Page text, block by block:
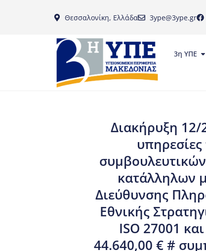
Θεσσαλονίκη, Ελλάδα 3ype@3ype.gr
3η ΥΠΕ
Διακήρυξη 12/
κατάλληλων
Διεύθυνσης
Εθνικής
ISO 27001
44.640,00 € #